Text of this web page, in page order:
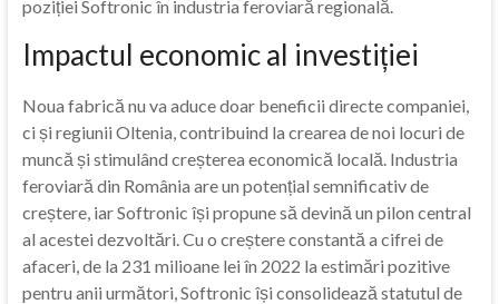
poziției Softronic în industria feroviară regională.
Impactul economic al investiției
Noua fabrică nu va aduce doar beneficii directe companiei,
ci și regiunii Oltenia, contribuind la crearea de noi locuri de
muncă și stimulând creșterea economică locală. Industria
feroviară din România are un potențial semnificativ de
creștere, iar Softronic își propune să devină un pilon central
al acestei dezvoltări. Cu o creștere constantă a cifrei de
afaceri, de la 231 milioane lei în 2022 la estimări pozitive
pentru anii următori, Softronic își consolidează statutul de